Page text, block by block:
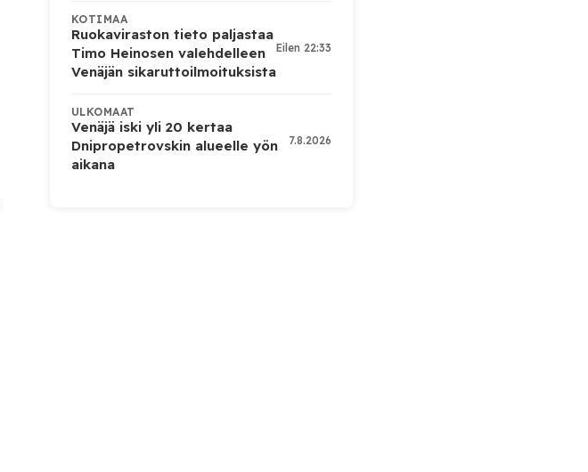
KOTIMAA
Ruokaviraston tieto paljastaa
Timo Heinosen valehdelleen
Venäjän sikaruttoilmoituksista
Eilen 22:33
ULKOMAAT
Venäjä iski yli 20 kertaa
Dnipropetrovskin alueelle yön
aikana
7.8.2026